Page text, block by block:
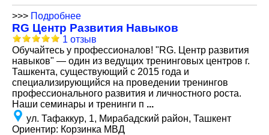
>>> Подробнее
RG Центр Развития Навыков
1 отзыв
Обучайтесь у профессионалов! "RG. Центр развития
навыков" — один из ведущих тренинговых центров г.
Ташкента, существующий с 2015 года и
специализирующийся на проведении тренингов
профессионального развития и личностного роста.
Наши семинары и тренинги п ...
ул. Тафаккур, 1, Мирабадский район, Ташкент
Ориентир: Корзинка МВД